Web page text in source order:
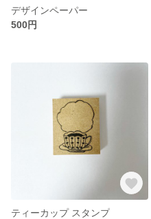
デザインペーパー
500円
ティーカップ スタンプ